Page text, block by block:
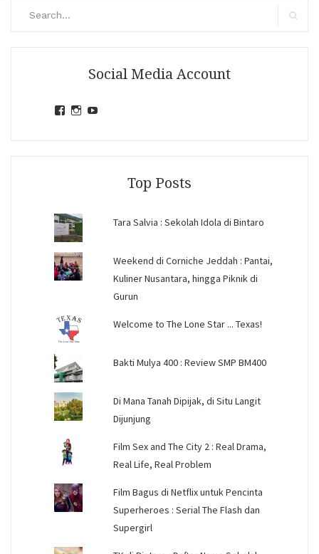
Social Media Account
ViewView
Top Posts
Tara Salvia : Sekolah Idola di Bintaro
Weekend di Corniche Jeddah : Pantai,
Kuliner Nusantara, hingga Piknik di
Gurun
Welcome to The Lone Star ... Texas!
Bakti Mulya 400 : Review SMP BM400
Di Mana Tanah Dipijak, di Situ Langit
Dijunjung
Film Sex and The City 2 : Real Drama,
Real Life, Real Problem
Film Bagus di Netflix untuk Pencinta
Superheroes : Serial The Flash dan
Supergirl